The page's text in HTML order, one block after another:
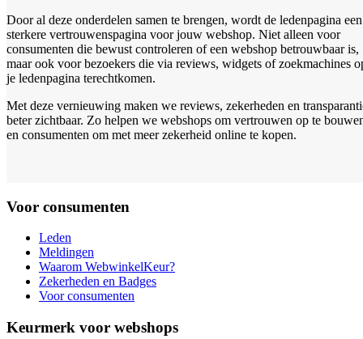
Door al deze onderdelen samen te brengen, wordt de ledenpagina een
sterkere vertrouwenspagina voor jouw webshop. Niet alleen voor
consumenten die bewust controleren of een webshop betrouwbaar is,
maar ook voor bezoekers die via reviews, widgets of zoekmachines
je ledenpagina terechtkomen.
Met deze vernieuwing maken we reviews, zekerheden en
beter zichtbaar. Zo helpen we webshops om vertrouwen op te
en consumenten om met meer zekerheid online te kopen.
Voor consumenten
Leden
Meldingen
Waarom WebwinkelKeur?
Zekerheden en Badges
Voor consumenten
Keurmerk voor webshops